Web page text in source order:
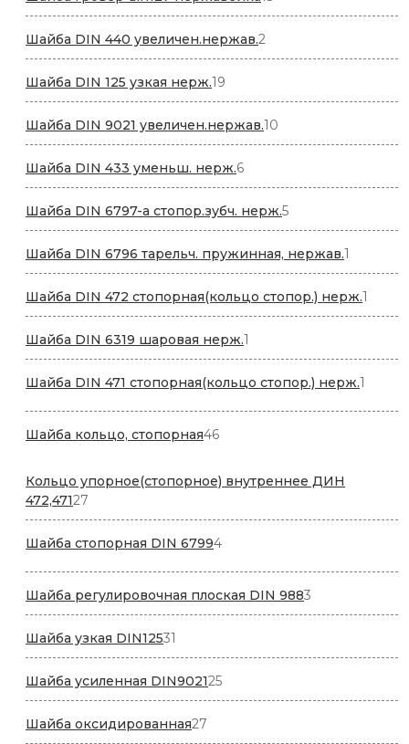
товаров
Шайба DIN 440 увеличен.нержав.2
товара
Шайба DIN 125 узкая нерж.19
товаров
Шайба DIN 9021 увеличен.нержав.10
товаров
Шайба DIN 433 уменьш. нерж.66
товаров
Шайба DIN 6797-a стопор.зубч. нерж.55
товаров
Шайба DIN 6796 тарельч. пружинная, нержав.1
товар
Шайба DIN 472 стопорная(кольцо стопор.) нерж.1
товар
Шайба DIN 6319 шаровая нерж.1
товар
Шайба DIN 471 стопорная(кольцо стопор.) нерж.1
Шайба кольцо, стопорная4646
Кольцо упорное(стопорное) внутреннее ДИН
472,47127
товаров
Шайба стопорная DIN 679944
Шайба регулировочная плоская DIN 9883
товара
Шайба узкая DIN12531
товар
Шайба усиленная DIN90212525
товаров
Шайба оксидированная27